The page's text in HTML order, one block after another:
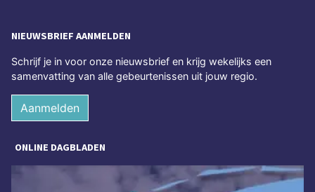
NIEUWSBRIEF AANMELDEN
Schrijf je in voor onze nieuwsbrief en krijg wekelijks een
samenvatting van alle gebeurtenissen uit jouw regio.
Aanmelden
ONLINE DAGBLADEN